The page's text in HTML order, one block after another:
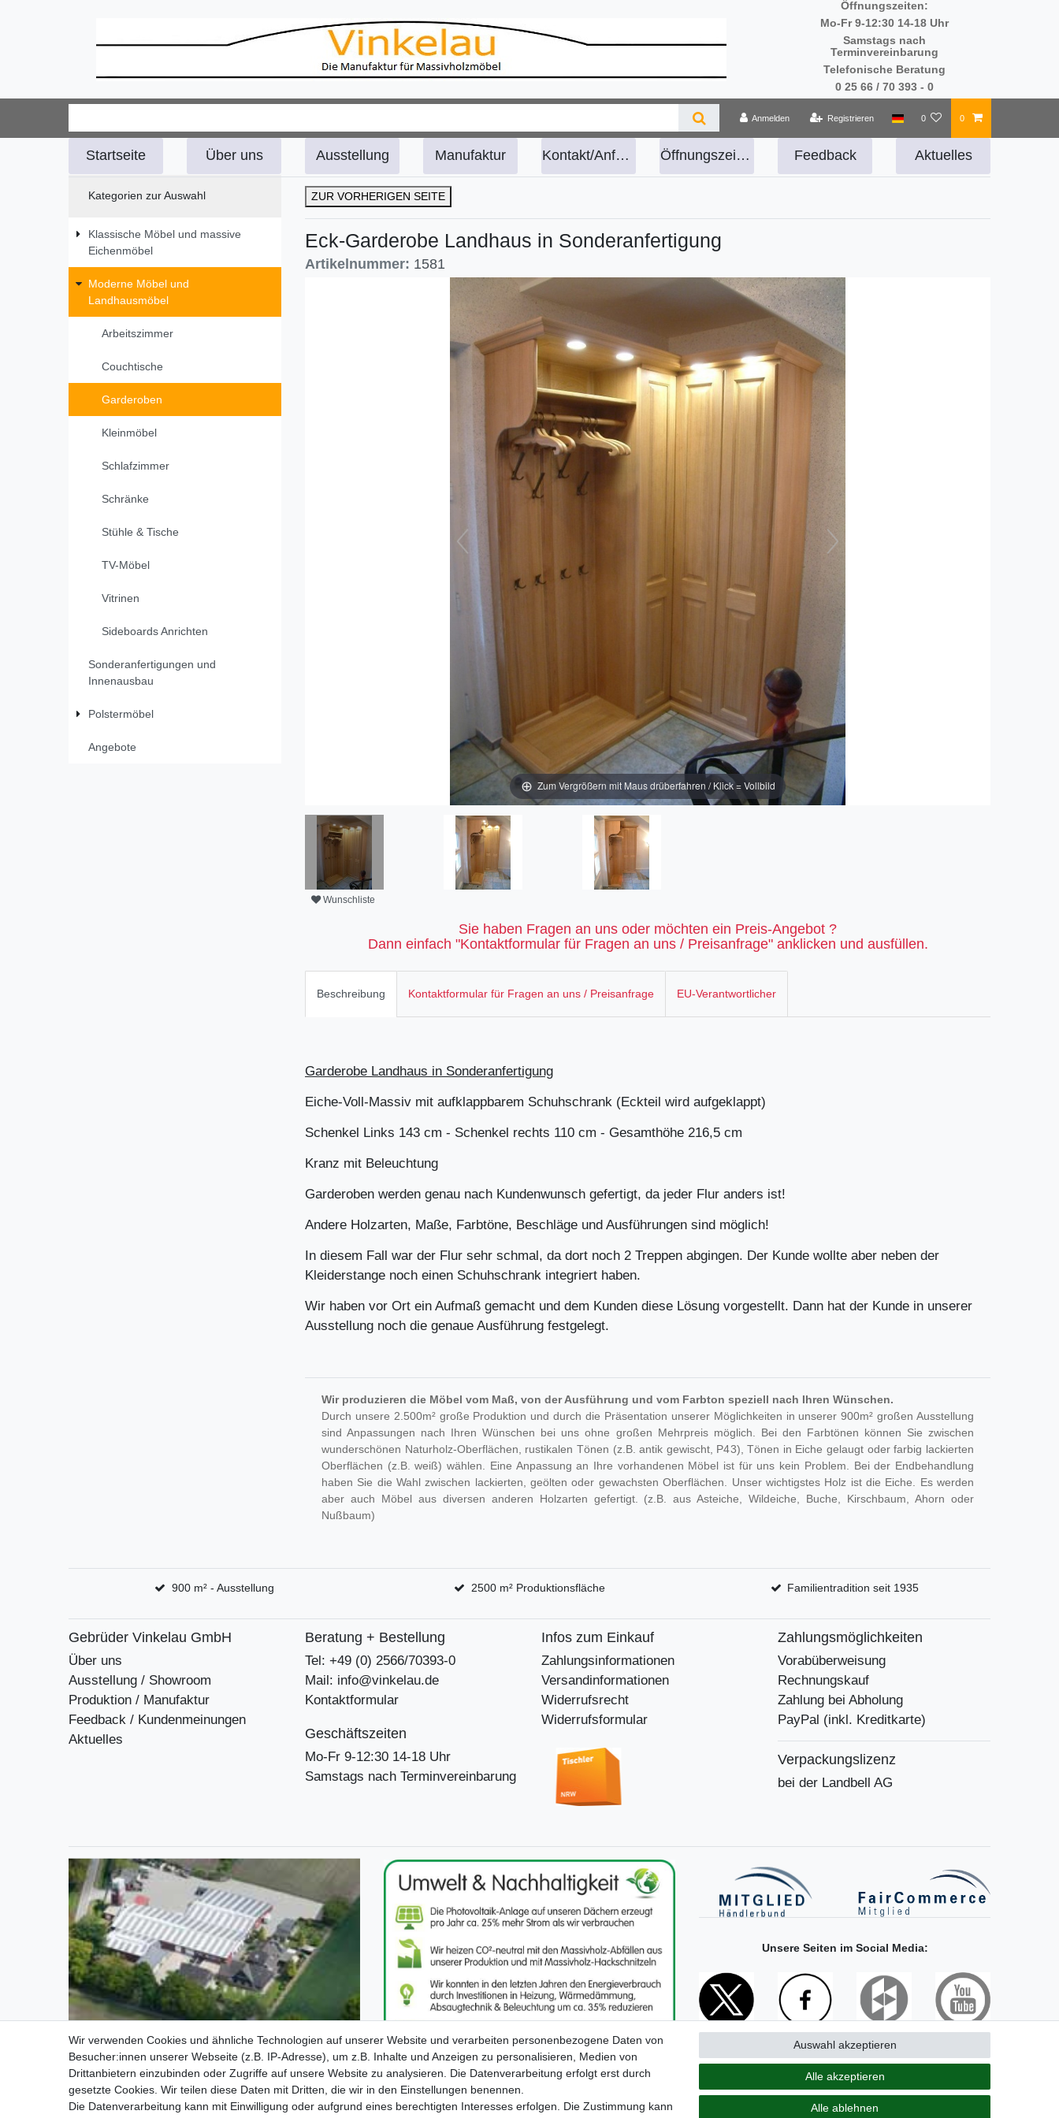
Öffnungszeiten:
Mo-Fr 9-12:30 14-18 Uhr
Samstags nach
Terminvereinbarung
Telefonische Beratung
0 25 66 / 70 393 - 0
Anmelden Registrieren 0 0
Startseite Über uns Ausstellung Manufaktur Kontakt/Anfahrt Öffnungszeiten Feedback Aktuelles
Kategorien zur Auswahl
Klassische Möbel und massive
Eichenmöbel
Moderne Möbel und
Landhausmöbel
Arbeitszimmer
Couchtische
Garderoben
Kleinmöbel
Schlafzimmer
Schränke
Stühle & Tische
TV-Möbel
Vitrinen
Sideboards Anrichten
Sonderanfertigungen und
Innenausbau
Polstermöbel
Angebote
ZUR VORHERIGEN SEITE
Eck-Garderobe Landhaus in Sonderanfertigung
Artikelnummer: 1581
Zum Vergrößern mit Maus drüberfahren / Klick = Vollbild
Wunschliste
Sie haben Fragen an uns oder möchten ein Preis-Angebot ?
Dann einfach "Kontaktformular für Fragen an uns / Preisanfrage" anklicken und ausfüllen.
Beschreibung Kontaktformular für Fragen an uns / Preisanfrage EU-Verantwortlicher
Garderobe Landhaus in Sonderanfertigung
Eiche-Voll-Massiv mit aufklappbarem Schuhschrank (Eckteil wird aufgeklappt)
Schenkel Links 143 cm - Schenkel rechts 110 cm - Gesamthöhe 216,5 cm
Kranz mit Beleuchtung
Garderoben werden genau nach Kundenwunsch gefertigt, da jeder Flur anders ist!
Andere Holzarten, Maße, Farbtöne, Beschläge und Ausführungen sind möglich!
In diesem Fall war der Flur sehr schmal, da dort noch 2 Treppen abgingen. Der Kunde wollte aber neben der
Kleiderstange noch einen Schuhschrank integriert haben.
Wir haben vor Ort ein Aufmaß gemacht und dem Kunden diese Lösung vorgestellt. Dann hat der Kunde in unserer
Ausstellung noch die genaue Ausführung festgelegt.
Wir produzieren die Möbel vom Maß, von der Ausführung und vom Farbton speziell nach Ihren Wünschen.
Durch unsere 2.500m² große Produktion und durch die Präsentation unserer Möglichkeiten in unserer 900m² großen Ausstellung
sind Anpassungen nach Ihren Wünschen bei uns ohne großen Mehrpreis möglich. Bei den Farbtönen können Sie zwischen
wunderschönen Naturholz-Oberflächen, rustikalen Tönen (z.B. antik gewischt, P43), Tönen in Eiche gelaugt oder farbig lackierten
Oberflächen (z.B. weiß) wählen. Eine Anpassung an Ihre vorhandenen Möbel ist für uns kein Problem. Bei der Endbehandlung
haben Sie die Wahl zwischen lackierten, geölten oder gewachsten Oberflächen. Unser wichtigstes Holz ist die Eiche. Es werden
aber auch Möbel aus diversen anderen Holzarten gefertigt. (z.B. aus Asteiche, Wildeiche, Buche, Kirschbaum, Ahorn oder
Nußbaum)
900 m² - Ausstellung 2500 m² Produktionsfläche Familientradition seit 1935
Gebrüder Vinkelau GmbH
Über uns
Ausstellung / Showroom
Produktion / Manufaktur
Feedback / Kundenmeinungen
Aktuelles
Beratung + Bestellung
Tel: +49 (0) 2566/70393-0
Mail: info@vinkelau.de
Kontaktformular
Geschäftszeiten
Mo-Fr 9-12:30 14-18 Uhr
Samstags nach Terminvereinbarung
Infos zum Einkauf
Zahlungsinformationen
Versandinformationen
Widerrufsrecht
Widerrufsformular
Zahlungsmöglichkeiten
Vorabüberweisung
Rechnungskauf
Zahlung bei Abholung
PayPal (inkl. Kreditkarte)
Verpackungslizenz
bei der Landbell AG
Unsere Seiten im Social Media:
Wir verwenden Cookies und ähnliche Technologien auf unserer Website und verarbeiten personenbezogene Daten von
Besucher:innen unserer Webseite (z.B. IP-Adresse), um z.B. Inhalte und Anzeigen zu personalisieren, Medien von
Drittanbietern einzubinden oder Zugriffe auf unsere Website zu analysieren. Die Datenverarbeitung erfolgt erst durch
gesetzte Cookies. Wir teilen diese Daten mit Dritten, die wir in den Einstellungen benennen.
Die Datenverarbeitung kann mit Einwilligung oder aufgrund eines berechtigten Interesses erfolgen. Die Zustimmung kann
Alle akzeptieren
Alle ablehnen
Auswahl akzeptieren